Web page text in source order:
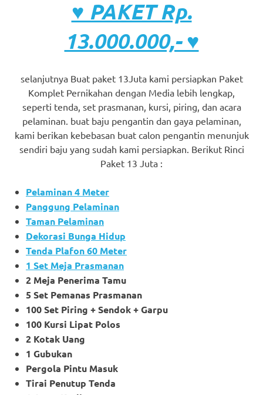
♥ PAKET Rp.
13.000.000,- ♥
selanjutnya Buat paket 13Juta kami persiapkan Paket
Komplet Pernikahan dengan Media lebih lengkap,
seperti tenda, set prasmanan, kursi, piring, dan acara
pelaminan. buat baju pengantin dan gaya pelaminan,
kami berikan kebebasan buat calon pengantin menunjuk
sendiri baju yang sudah kami persiapkan. Berikut Rinci
Paket 13 Juta :
Pelaminan 4 Meter
Panggung Pelaminan
Taman Pelaminan
Dekorasi Bunga Hidup
Tenda Plafon 60 Meter
1 Set Meja Prasmanan
2 Meja Penerima Tamu
5 Set Pemanas Prasmanan
100 Set Piring + Sendok + Garpu
100 Kursi Lipat Polos
2 Kotak Uang
1 Gubukan
Pergola Pintu Masuk
Tirai Penutup Tenda